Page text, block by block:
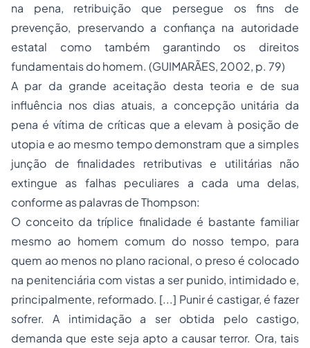
na pena, retribuição que persegue os fins de
prevenção, preservando a confiança na autoridade
estatal como também garantindo os direitos
fundamentais do homem. (GUIMARÃES, 2002, p. 79)
A par da grande aceitação desta teoria e de sua
influência nos dias atuais, a concepção unitária da
pena é vítima de críticas que a elevam à posição de
utopia e ao mesmo tempo demonstram que a simples
junção de finalidades retributivas e utilitárias não
extingue as falhas peculiares a cada uma delas,
conforme as palavras de Thompson:
O conceito da tríplice finalidade é bastante familiar
mesmo ao homem comum do nosso tempo, para
quem ao menos no plano racional, o preso é colocado
na penitenciária com vistas a ser punido, intimidado e,
principalmente, reformado. [...] Punir é castigar, é fazer
sofrer. A intimidação a ser obtida pelo castigo,
demanda que este seja apto a causar terror. Ora, tais